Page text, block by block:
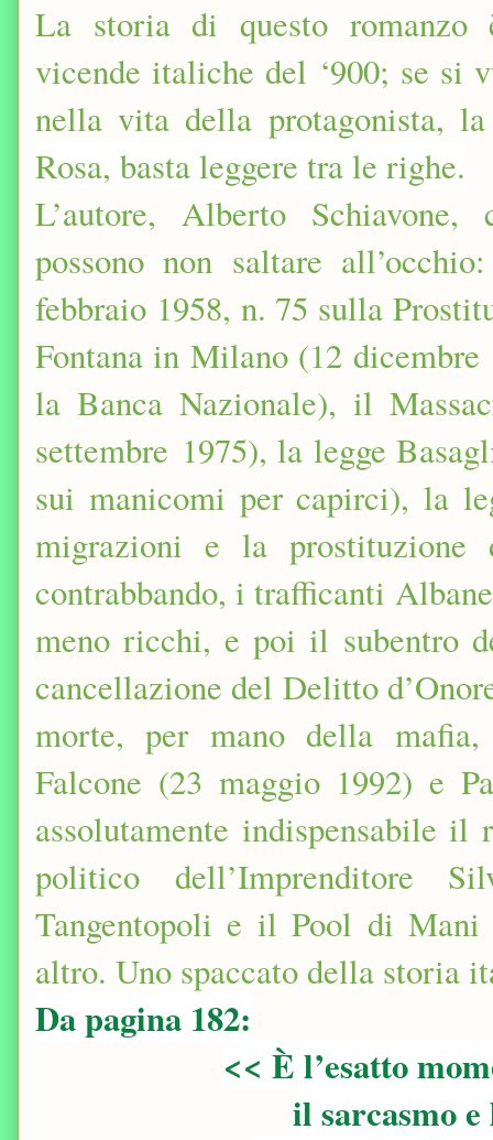
La storia di questo romanzo
vicende italiche del ‘900; se si
nella vita della protagonista,
Rosa, basta leggere tra le righe.
L’autore, Alberto
possono non saltare
febbraio 1958, n. 75 sulla
Fontana in Milano (12
la Banca Nazionale), il
settembre 1975),la legge
sui manicomi per capirci), la
migrazioni e la
contrabbando, i trafficanti
meno ricchi, e poi il subentro
cancellazione del Delitto
morte, per mano della
Falcone (23 maggio 1992) e
assolutamente indispensabile
politico dell’Imprenditore
Tangentopoli e il Pool di
altro. Uno spaccato della storia
Da pagina 182:
<< È l’esatto
il sarcasmo